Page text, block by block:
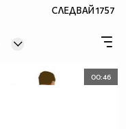
СЛЕДВАЙ1757
00:46